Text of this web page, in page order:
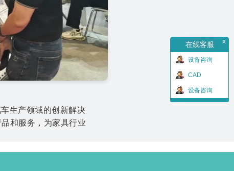
在线客服 x
设备咨询
CAD
设备咨询
生产领域的创新解决
和服务，为家具行业